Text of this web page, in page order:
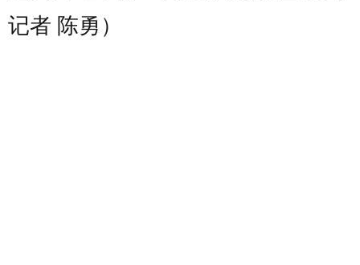
记者 陈勇）